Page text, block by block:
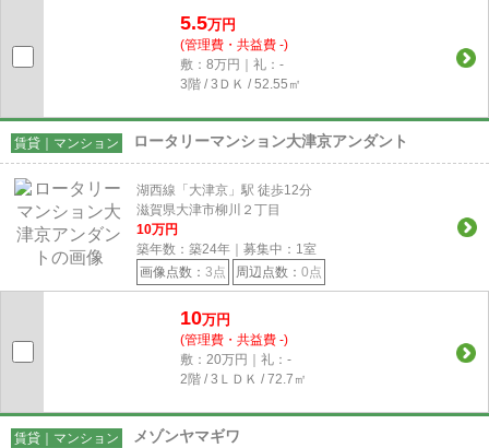
5.5万円
(管理費・共益費 -)
敷：8万円｜礼：-
3階 / 3ＤＫ / 52.55㎡
賃貸｜マンション ロータリーマンション大津京アンダント
湖西線「大津京」駅 徒歩12分
滋賀県大津市柳川２丁目
10万円
築年数：築24年｜募集中： 1室
画像点数： 3点 周辺点数： 0点
10万円
(管理費・共益費 -)
敷：20万円｜礼：-
2階 / 3ＬＤＫ / 72.7㎡
賃貸｜マンション メゾンヤマギワ